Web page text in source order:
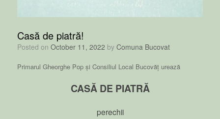
Casă de piatră!
Posted on October 11, 2022 by Comuna Bucovat
Primarul Gheorghe Pop și Consiliul Local Bucovăț urează
CASĂ DE PIATRĂ
perechii